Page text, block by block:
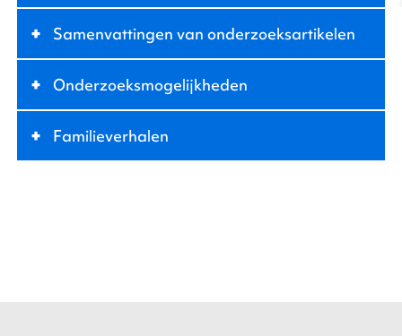
+ Samenvattingen van onderzoeksartikelen
+ Onderzoeksmogelijkheden
+ Familieverhalen